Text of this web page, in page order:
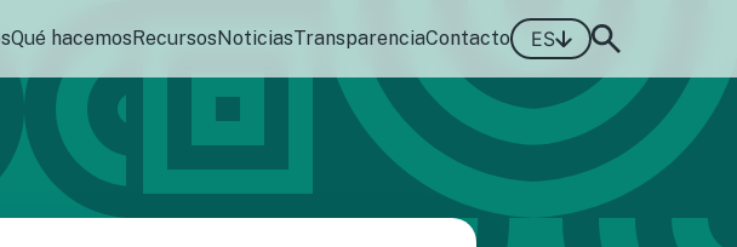
Qué hacemosRecursosNoticiasTransparenciaContacto ES